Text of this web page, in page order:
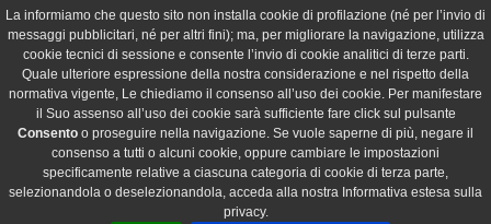
La informiamo che questo sito non installa cookie di profilazione (né per l’invio di
messaggi pubblicitari, né per altri fini); ma, per migliorare la navigazione, utilizza
cookie tecnici di sessione e consente l’invio di cookie analitici di terze parti.
Quale ulteriore espressione della nostra considerazione e nel rispetto della
normativa vigente, Le chiediamo il consenso all’uso dei cookie. Per manifestare
il Suo assenso all’uso dei cookie sarà sufficiente fare click sul pulsante
Consento o proseguire nella navigazione. Se vuole saperne di più, negare il
consenso a tutti o alcuni cookie, oppure cambiare le impostazioni
specificamente relative a ciascuna categoria di cookie di terza parte,
selezionandola o deselezionandola, acceda alla nostra Informativa estesa sulla
privacy.